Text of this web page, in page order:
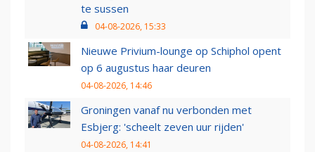
te sussen
04-08-2026, 15:33
Nieuwe Privium-lounge op Schiphol opent
op 6 augustus haar deuren
04-08-2026, 14:46
Groningen vanaf nu verbonden met
Esbjerg: 'scheelt zeven uur rijden'
04-08-2026, 14:41